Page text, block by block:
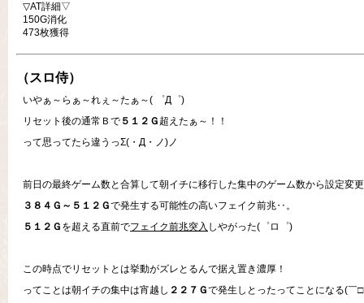
▽AT詳細▽
150G消化
473枚獲得
（スロ侍）
いやぁ～らぁ～れぇ～たぁ～( ゜Д゜)
リセット後の通常Ｂで ５１２Ｇ 超えたぁ～！！
って思ってたら違うっΣ(・Д・ノ)ノ
前日の最終ゲーム数と合算して朝イチに移行した集中のゲーム数から設定変
３８４Ｇ～５１２Ｇで発生する可能性の高いフェイク前兆‥。
５１２Ｇ を超える直前でフェイク前兆突入 しやがった(゜ロ゜)
この時点でリセットとは挙動がズレとるんで据え置き濃厚！
ってことは朝イチの集中は宵越し ２２７Ｇで発生しとったってことになる(￣